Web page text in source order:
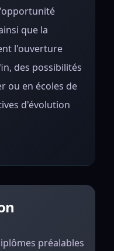
que la
l'ouverture
des possibilités
ou en écoles de
d'évolution
préalables